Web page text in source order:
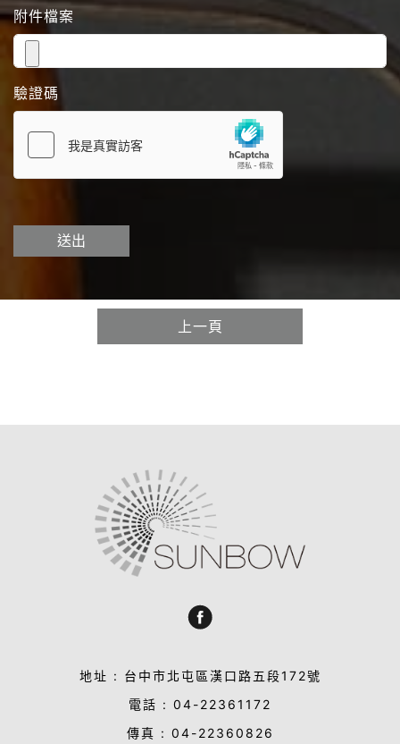
附件檔案
驗證碼
送出
上一頁
地址 : 台中市北屯區漢口路五段172號
電話 : 04-22361172
傳真 : 04-22360826